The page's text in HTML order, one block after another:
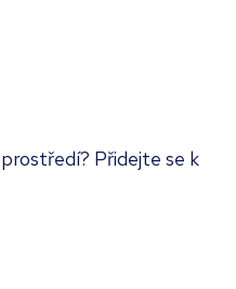
Přidejte se k